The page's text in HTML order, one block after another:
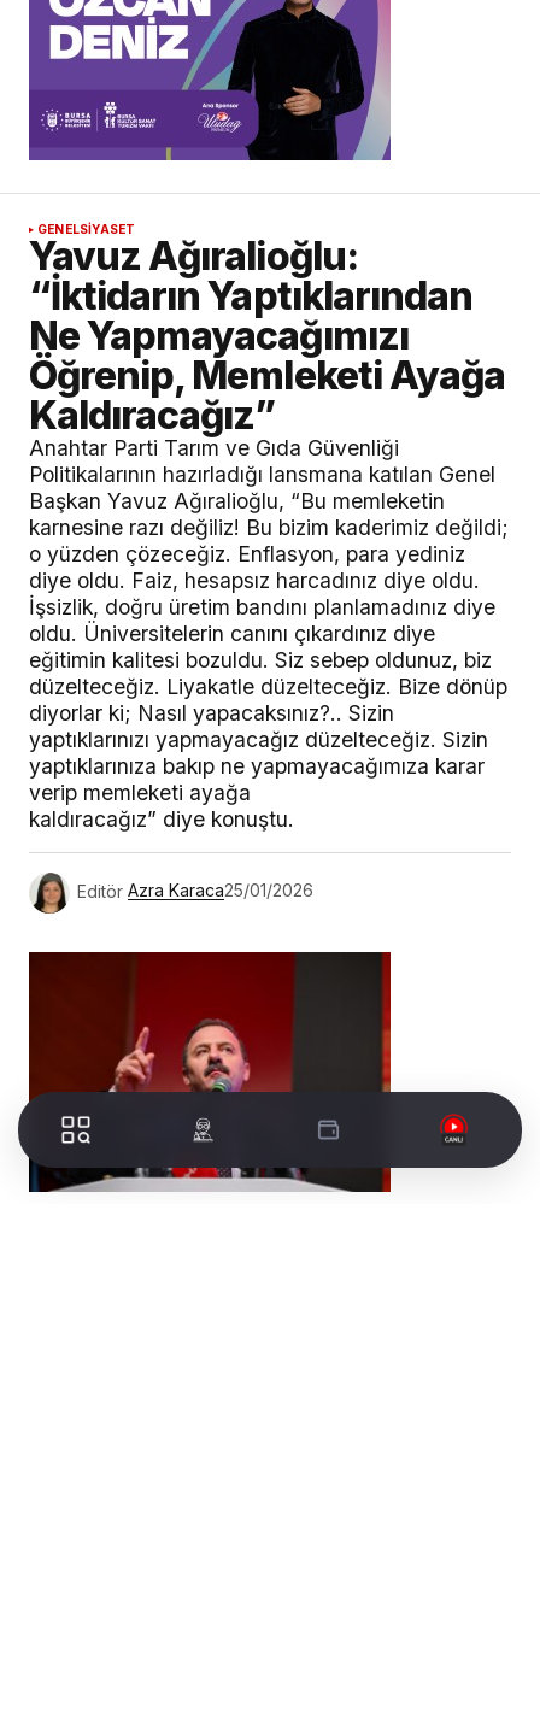
GENELSİYASET
Yavuz Ağıralioğlu:
“İktidarın Yaptıklarından
Ne Yapmayacağımızı
Öğrenip, Memleketi Ayağa
Kaldıracağız”
Anahtar Parti Tarım ve Gıda Güvenliği
Politikalarının hazırladığı lansmana katılan Genel
Başkan Yavuz Ağıralioğlu, “Bu memleketin
karnesine razı değiliz! Bu bizim kaderimiz değildi;
o yüzden çözeceğiz. Enflasyon, para yediniz
diye oldu. Faiz, hesapsız harcadınız diye oldu.
İşsizlik, doğru üretim bandını planlamadınız diye
oldu. Üniversitelerin canını çıkardınız diye
eğitimin kalitesi bozuldu. Siz sebep oldunuz, biz
düzelteceğiz. Liyakatle düzelteceğiz. Bize dönüp
diyorlar ki; Nasıl yapacaksınız?.. Sizin
yaptıklarınızı yapmayacağız düzelteceğiz. Sizin
yaptıklarınıza bakıp ne yapmayacağımıza karar
verip memleketi ayağa
kaldıracağız” diye konuştu.
Editör Azra Karaca25/01/2026